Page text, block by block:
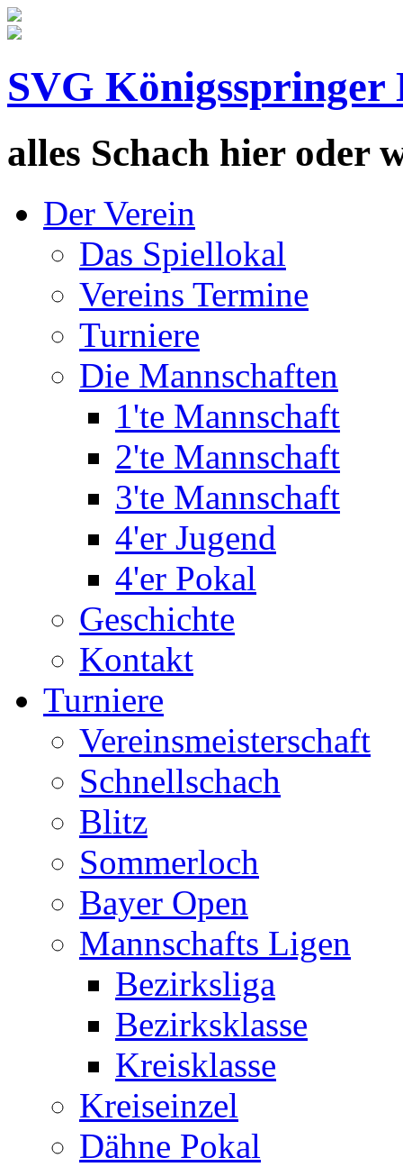
SVG Königsspringer
alles Schach hier oder
Der Verein
Das Spiellokal
Vereins Termine
Turniere
Die Mannschaften
1'te Mannschaft
2'te Mannschaft
3'te Mannschaft
4'er Jugend
4'er Pokal
Geschichte
Kontakt
Turniere
Vereinsmeisterschaft
Schnellschach
Blitz
Sommerloch
Bayer Open
Mannschafts Ligen
Bezirksliga
Bezirksklasse
Kreisklasse
Kreiseinzel
Dähne Pokal